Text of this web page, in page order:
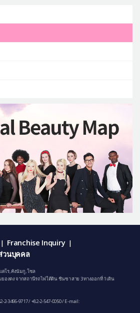
| Franchise Inquiry |
วนบุคคล
โร, คังนัมกู, โซล
ยองดง จากสถานีรถไฟใต้ดิน ชินซา สาย 3 ทางออกที่ 1 เดิน
2-3496-9717/+82-2-547-0050/ E-mail: